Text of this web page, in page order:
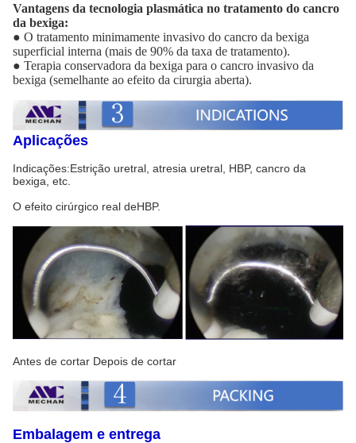
Vantagens da tecnologia plasmática no tratamento do cancro
da bexiga:
● O tratamento minimamente invasivo do cancro da bexiga
superficial interna (mais de 90% da taxa de tratamento).
● Terapia conservadora da bexiga para o cancro invasivo da
bexiga (semelhante ao efeito da cirurgia aberta).
Aplicações
Indicações:Estrição uretral, atresia uretral, HBP, cancro da
bexiga, etc.
O efeito cirúrgico real deHBP.
Antes de cortar Depois de cortar
Embalagem e entrega